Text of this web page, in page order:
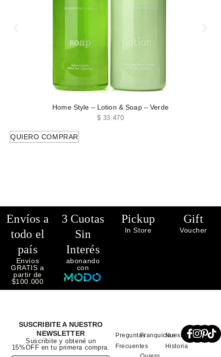
Home Style – Lotion & Soap – Verde
$ 33.470
QUIERO COMPRAR
Envíos a
todo el
país
Envíos
GRATIS a
partir de
$100.000
3 Cuotas
Sin
Interés
abonando
con
Pickup
In Store
Gift
Voucher
Preguntas
Frecuentes
FranquiciasNuestra
Historia
SUSCRIBITE A NUESTRO
NEWSLETTER
Suscribite y obtené un
15%OFF en tu primera compra.